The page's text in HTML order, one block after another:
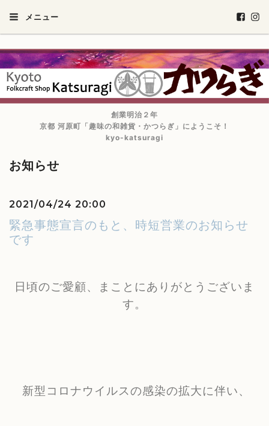
メニュー
創業明治２年
京都 河原町「趣味の和雑貨・かつらぎ」にようこそ！
kyo-katsuragi
お知らせ
2021/04/24 20:00
緊急事態宣言のもと、時短営業のお知らせ
です
日頃のご愛顧、まことにありがとうございま
す。
新型コロナウイルスの感染の拡大に伴い、